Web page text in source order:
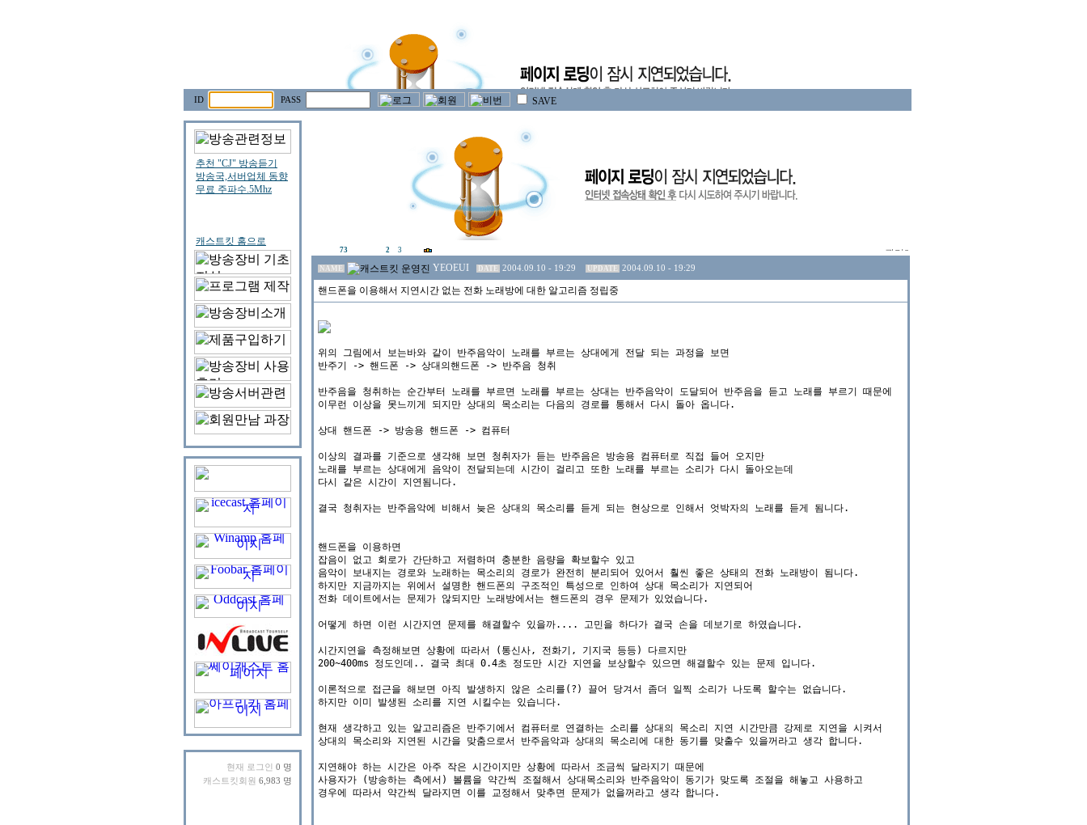
ID PASS SAVE
현재 로그인 0 명
캐스트킷회원 6,983 명
73 2 3
NAME YEOEUI DATE 2004.09.10 - 19:29 UPDATE 2004.09.10 - 19:29
핸드폰을 이용해서 지연시간 없는 전화 노래방에 대한 알고리즘 정립중
위의 그림에서 보는바와 같이 반주음악이 노래를 부르는 상대에게 전달 되는 과정을 보면
반주기 -> 핸드폰 -> 상대의핸드폰 -> 반주음 청취
반주음을 청취하는 순간부터 노래를 부르면 노래를 부르는 상대는 반주음악이 도달되어 반주음을 듣고 노래를 부르기 때문에
이무런 이상을 못느끼게 되지만 상대의 목소리는 다음의 경로를 통해서 다시 돌아 옵니다.
상대 핸드폰 -> 방송용 핸드폰 -> 컴퓨터
이상의 결과를 기준으로 생각해 보면 청취자가 듣는 반주음은 방송용 컴퓨터로 직접 들어 오지만
노래를 부르는 상대에게 음악이 전달되는데 시간이 걸리고 또한 노래를 부르는 소리가 다시 돌아오는데
다시 같은 시간이 지연됨니다.
결국 청취자는 반주음악에 비해서 늦은 상대의 목소리를 듣게 되는 현상으로 인해서 엇박자의 노래를 듣게 됨니다.
핸드폰을 이용하면
잡음이 없고 회로가 간단하고 저렴하며 충분한 음량을 확보할수 있고
음악이 보내지는 경로와 노래하는 목소리의 경로가 완전히 분리되어 있어서 훨씬 좋은 상태의 전화 노래방이 됨니다.
하지만 지금까지는 위에서 설명한 핸드폰의 구조적인 특성으로 인하여 상대 목소리가 지연되어
전화 데이트에서는 문제가 않되지만 노래방에서는 핸드폰의 경우 문제가 있었습니다.
어떻게 하면 이런 시간지연 문제를 해결할수 있을까.... 고민을 하다가 결국 손을 데보기로 하였습니다.
시간지연을 측정해보면 상황에 따라서 (통신사, 전화기, 기지국 등등) 다르지만
200~400ms 정도인데.. 결국 최대 0.4초 정도만 시간 지연을 보상할수 있으면 해결할수 있는 문제 입니다.
이론적으로 접근을 해보면 아직 발생하지 않은 소리를(?) 끌어 당겨서 좀더 일찍 소리가 나도록 할수는 없습니다.
하지만 이미 발생된 소리를 지연 시킬수는 있습니다.
현재 생각하고 있는 알고리즘은 반주기에서 컴퓨터로 연결하는 소리를 상대의 목소리 지연 시간만큼 강제로 지연을 시켜서
상대의 목소리와 지연된 시간을 맞춤으로서 반주음악과 상대의 목소리에 대한 동기를 맞출수 있을꺼라고 생각 합니다.
지연해야 하는 시간은 아주 작은 시간이지만 상황에 따라서 조금씩 달라지기 때문에
사용자가 (방송하는 측에서) 볼륨을 약간씩 조절해서 상대목소리와 반주음악이 동기가 맞도록 조절을 해놓고 사용하고
경우에 따라서 약간씩 달라지면 이를 교정해서 맞추면 문제가 없을꺼라고 생각 합니다.